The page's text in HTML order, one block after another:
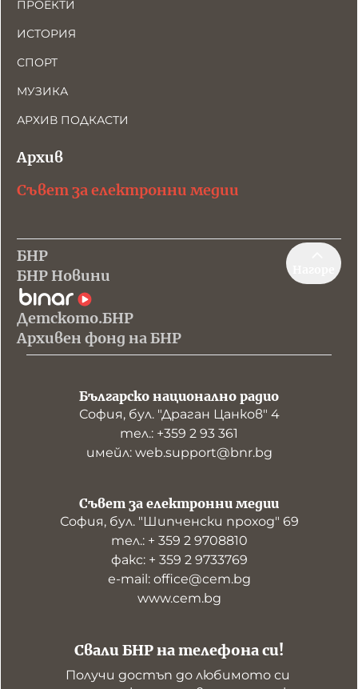
ПРОЕКТИ
ИСТОРИЯ
СПОРТ
МУЗИКА
АРХИВ ПОДКАСТИ
Архив
Съвет за електронни медии
БНР
БНР Новини
Детското.БНР
Архивен фонд на БНР
Българско национално радио
София, бул. "Драган Цанков" 4
тел.: +359 2 93 361
имейл: web.support@bnr.bg
Свали БНР на телефона си!
Получи достъп до любимото си
Съвет за електронни медии
София, бул. "Шипченски проход" 69
тел.: + 359 2 9708810
факс: + 359 2 9733769
е-mail: office@cem.bg
www.cem.bg